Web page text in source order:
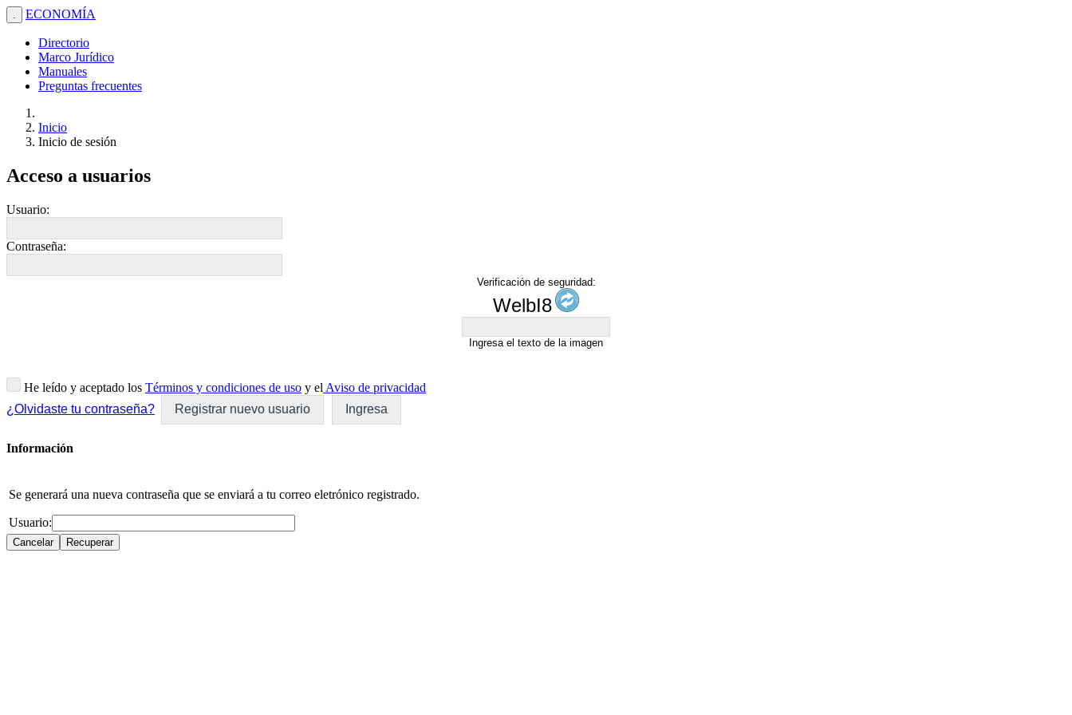
. ECONOMÍA
Directorio
Marco Jurídico
Manuales
Preguntas frecuentes
Inicio
Inicio de sesión
Acceso a usuarios
Usuario:
Contraseña:
Verificación de seguridad:
WelbI8
Ingresa el texto de la imagen
He leído y aceptado los Términos y condiciones de uso y el Aviso de privacidad
¿Olvidaste tu contraseña?
Registrar nuevo usuario Ingresa
Información
Se generará una nueva contraseña que se enviará a tu correo eletrónico registrado.
Usuario: